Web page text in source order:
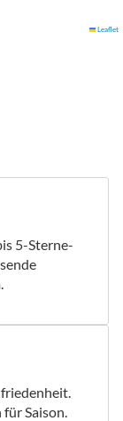
Leaflet
5-Sterne-
Saison.